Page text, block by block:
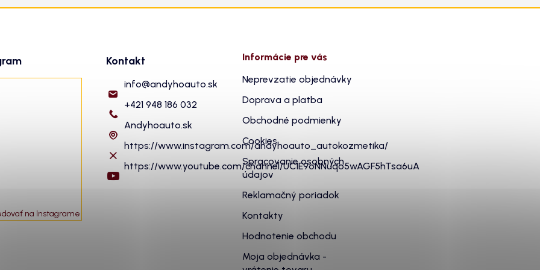
na Instagrame
Kontakt
info@andyhoauto.sk
+421 948 186 032
Andyhoauto.sk
https://www.instagram.com/andyhoauto_autokozmetika/
https://www.youtube.com/channel/UC1E9oNNuqo5wAGF5hTsa6uA
Informácie pre vás
Neprevzatie objednávky
Doprava a platba
Obchodné podmienky
Cookies
Spracovanie osobných
údajov
Reklamačný poriadok
Kontakty
Hodnotenie obchodu
Moja objednávka -